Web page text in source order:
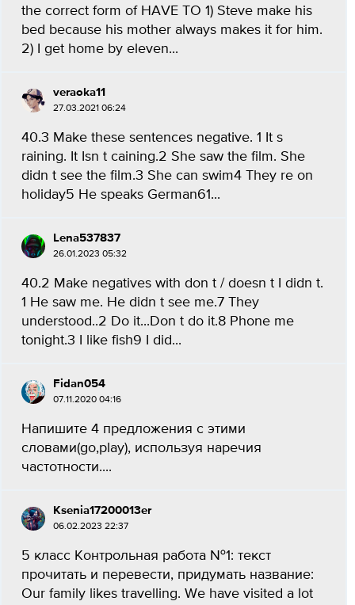
the correct form of HAVE TO 1) Steve make his
bed because his mother always makes it for him.
2) I get home by eleven...
veraoka11
27.03.2021 06:24
40.3 Make these sentences negative. 1 It s
raining. It Isn t caining.2 She saw the film. She
didn t see the film.3 She can swim4 They re on
holiday5 He speaks German61...
Lena537837
26.01.2023 05:32
40.2 Make negatives with don t / doesn t I didn t.
1 He saw me. He didn t see me.7 They
understood..2 Do it...Don t do it.8 Phone me
tonight.3 I like fish9 I did...
Fidan054
07.11.2020 04:16
Напишите 4 предложения с этими
словами(go,play), используя наречия
частотности....
Ksenia17200013er
06.02.2023 22:37
5 класс Контрольная работа №1: текст
прочитать и перевести, придумать название:
Our family likes travelling. We have visited a lot